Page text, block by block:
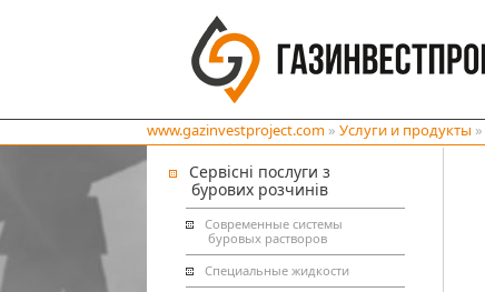
www.gazinvestproject.com » Услуги и продукты »
Сервісні послуги з
бурових розчинів
Современные системы
буровых растворов
Специальные жидкости